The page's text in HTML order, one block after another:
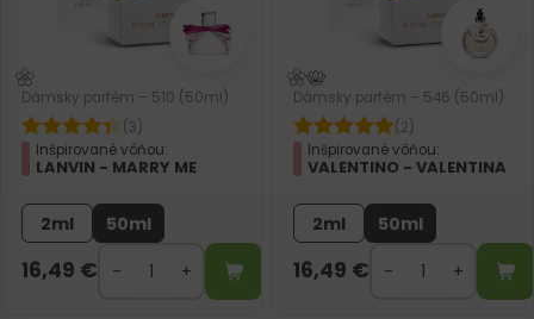
Dámsky parfém – 510 (50ml)
(3)
Inšpirované vôňou:
LANVIN - MARRY ME
2ml 50ml
16,49 €
Dámsky parfém – 546 (50ml)
(2)
Inšpirované vôňou:
VALENTINO - VALENTINA
2ml 50ml
16,49 €